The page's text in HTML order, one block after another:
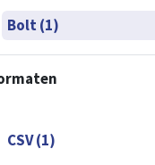
Bolt (1)
CSV (1)